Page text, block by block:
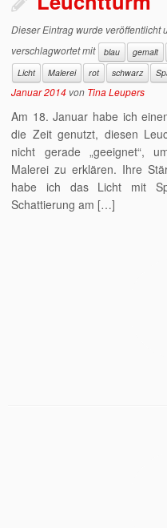
Dieser Eintrag wurde veröffentlicht
verschlagwortet mit
blau gemalt
Licht
Malerei rot schwarz
Januar 2014 von Tina Leupers
Am 18. Januar habe ich
die Zeit genutzt, diesen
nicht gerade „geeignet“,
Malerei zu erklären. Ihre
habe ich das Licht mit
Schattierung am […]